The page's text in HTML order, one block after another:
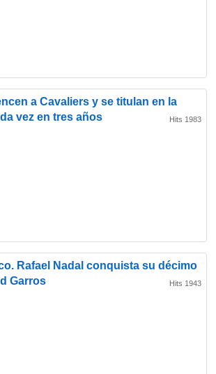
a Cavaliers y se titulan en la
vez en tres años
Hits 1983
Rafael Nadal conquista su décimo
Garros
Hits 1943